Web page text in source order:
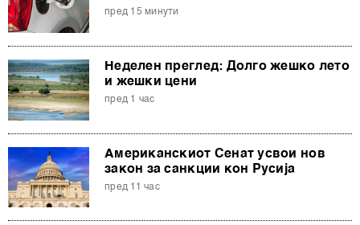
пред 15 минути
Неделен преглед: Долго жешко лето
и жешки цени
пред 1 час
Американскиот Сенат усвои нов
закон за санкции кон Русија
пред 11 час